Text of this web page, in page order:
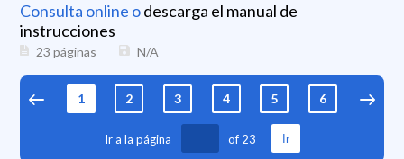
Consulta online odescarga el manual de
instrucciones
23 páginas N/A
1 2 3 4 5 6 7
Ir a la página of 23 Ir